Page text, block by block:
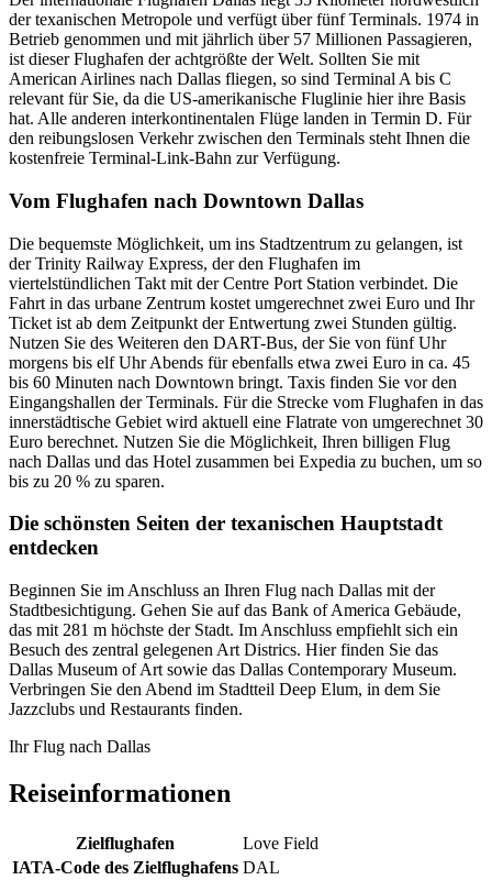
der texanischen Metropole und verfügt über fünf Terminals. 1974 in
Betrieb genommen und mit jährlich über 57 Millionen Passagieren,
ist dieser Flughafen der achtgrößte der Welt. Sollten Sie mit
American Airlines nach Dallas fliegen, so sind Terminal A bis C
relevant für Sie, da die US-amerikanische Fluglinie hier ihre Basis
hat. Alle anderen interkontinentalen Flüge landen in Termin D. Für
den reibungslosen Verkehr zwischen den Terminals steht Ihnen die
kostenfreie Terminal-Link-Bahn zur Verfügung.
Vom Flughafen nach Downtown Dallas
Die bequemste Möglichkeit, um ins Stadtzentrum zu gelangen, ist
der Trinity Railway Express, der den Flughafen im
viertelstündlichen Takt mit der Centre Port Station verbindet. Die
Fahrt in das urbane Zentrum kostet umgerechnet zwei Euro und Ihr
Ticket ist ab dem Zeitpunkt der Entwertung zwei Stunden gültig.
Nutzen Sie des Weiteren den DART-Bus, der Sie von fünf Uhr
morgens bis elf Uhr Abends für ebenfalls etwa zwei Euro in ca. 45
bis 60 Minuten nach Downtown bringt. Taxis finden Sie vor den
Eingangshallen der Terminals. Für die Strecke vom Flughafen in das
innerstädtische Gebiet wird aktuell eine Flatrate von umgerechnet 30
Euro berechnet. Nutzen Sie die Möglichkeit, Ihren billigen Flug
nach Dallas und das Hotel zusammen bei Expedia zu buchen, um so
bis zu 20 % zu sparen.
Die schönsten Seiten der texanischen Hauptstadt
entdecken
Beginnen Sie im Anschluss an Ihren Flug nach Dallas mit der
Stadtbesichtigung. Gehen Sie auf das Bank of America Gebäude,
das mit 281 m höchste der Stadt. Im Anschluss empfiehlt sich ein
Besuch des zentral gelegenen Art Districs. Hier finden Sie das
Dallas Museum of Art sowie das Dallas Contemporary Museum.
Verbringen Sie den Abend im Stadtteil Deep Elum, in dem Sie
Jazzclubs und Restaurants finden.
Ihr Flug nach Dallas
Reiseinformationen
Zielflughafen
Love Field
IATA-Code des Zielflughafens DAL